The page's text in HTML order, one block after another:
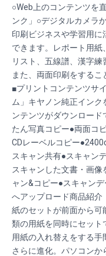
○Web上のコンテンツを
ンク」○デジタルカメラ
印刷ビジネスや学習用に
できます。レポート用紙
リスト、五線譜、漢字練
また、両面印刷をするこ
■プリントコンテンツサ
ム」キヤノン純正イン
ンテンツがダウンロー
たん写真コピー●両面コ
CDレーベルコピー
スキャン共有●スキャン
スキャンした文書・画
ャン&コピー●スキャン
へアップロード商品紹介
紙のセットが前面から
類の用紙を同時にセット
用紙の入れ替えをする手
さらに進化。パソコン